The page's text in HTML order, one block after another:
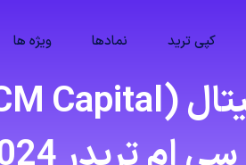
کپی ترید نمادها ویژه ها